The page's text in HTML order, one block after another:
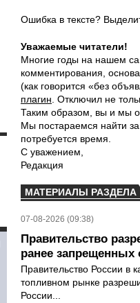
Ошибка в тексте?
Уважаемые читатели!
Многие годы на нашем
комментирования,
(как говорится «без
плагин . Отключил не
Таким образом, вы и мы
Мы постараемся найти
потребуется время.
С уважением,
Редакция
МАТЕРИАЛЫ РАЗДЕЛА
07-08-2026 (09:38)
Правительство
ранее запрещенных
Правительство России в
топливном рынке
России...